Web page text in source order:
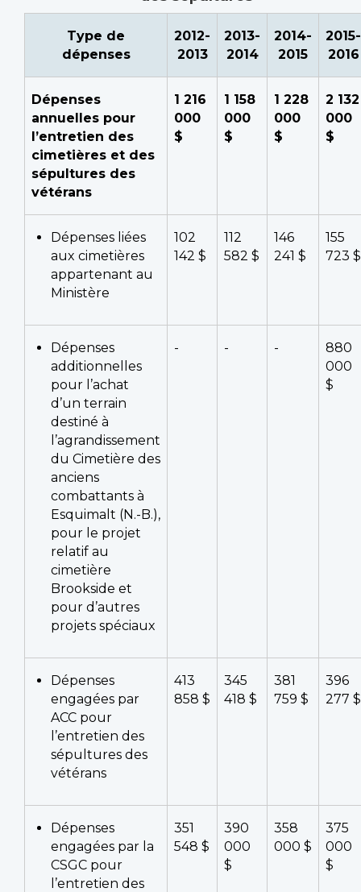
Type de
dépenses
2012-
2013
2013-
2014
2014-
2015
2015-
2016
Dépenses
annuelles pour
l’entretien des
cimetières et des
sépultures des
vétérans
1 216
000
$
1 158
000
$
1 228
000
$
2 132
000
$
Dépenses liées
aux cimetières
appartenant au
Ministère
102
142 $
112
582 $
146
241 $
155
723 $
Dépenses
additionnelles
pour l’achat
d’un terrain
destiné à
l’agrandissement
du Cimetière des
anciens
combattants à
Esquimalt (N.-B.),
pour le projet
relatif au
cimetière
Brookside et
pour d’autres
projets spéciaux
- - -
880
000
$
Dépenses
engagées par
ACC pour
l’entretien des
sépultures des
vétérans
413
858 $
345
418 $
381
759 $
396
277 $
Dépenses
engagées par la
CSGC pour
l’entretien des
351
548 $
390
000
$
358
000 $
375
000
$